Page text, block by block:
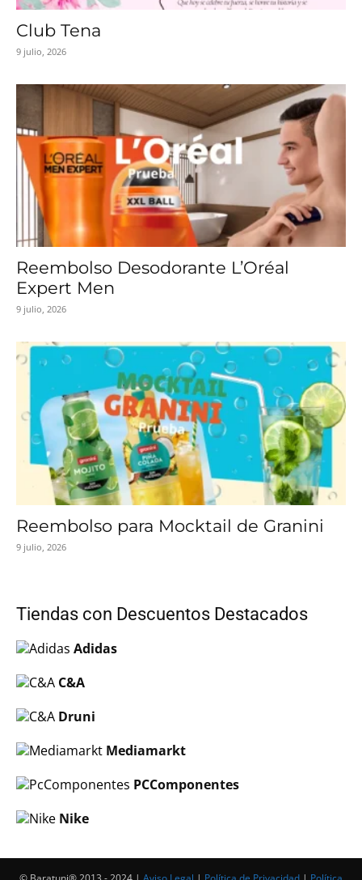
Club Tena
9 julio, 2026
Reembolso Desodorante L’Oréal
Expert Men
9 julio, 2026
Reembolso para Mocktail de Granini
9 julio, 2026
Tiendas con Descuentos Destacados
Adidas
C&A
Druni
Mediamarkt
PCComponentes
Nike